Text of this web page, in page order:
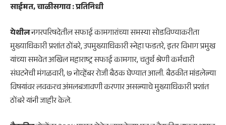
साईमत, चाळीसगाव : प्रतिनिधी
येथीलनगरपरिषदेतील सफाई कामगारांच्या समस्या सोडविण्याकरीता
मुख्याधिकारी प्रशांत ठोंबरे, उपमुख्याधिकारी स्नेहा फडतरे, इतर विभाग प्रमुख
यांच्या समवेत अखिल महाराष्ट्र सफाई कामगार, चतुर्थ श्रेणी कर्मचारी
संघटनेची मंगळवारी, ७ नोव्हेंबर रोजी बैठक घेण्यात आली. बैठकीत मांडलेल्या
विषयांवर लवकरच अंमलबजावणी करणार असल्याचे मुख्याधिकारी प्रशांत
ठोंबरे यांनी जाहीर केले.